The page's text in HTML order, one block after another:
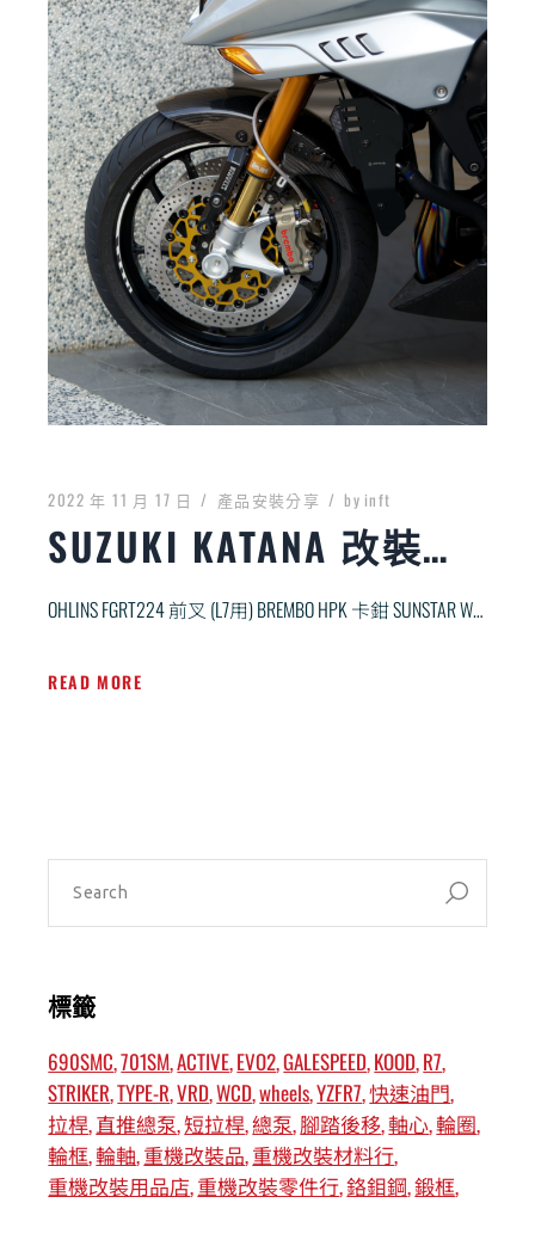
2022 年 11 月 17 日 產品安裝分享 by inft
SUZUKI KATANA 改裝分享
OHLINS FGRT224 前叉 (L7用) BREMBO HPK 卡鉗 SUNSTAR WORK EXPA […]
READ MORE
標籤
690SMC 701SM ACTIVE EVO2 GALESPEED KOOD R7
STRIKER TYPE-R VRD WCD wheels YZFR7 快速油門
拉桿 直推總泵 短拉桿 總泵 腳踏後移 軸心 輪圈
輪框 輪軸 重機改裝品 重機改裝材料行
重機改裝用品店 重機改裝零件行 鉻鉬鋼 鍛框